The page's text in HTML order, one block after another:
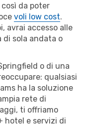
da poter
voli low cost.
avrai accesso alle
di sola andata o
o di una
qualsiasi
ha la soluzione
rete di
ti offriamo
hotel e servizi di